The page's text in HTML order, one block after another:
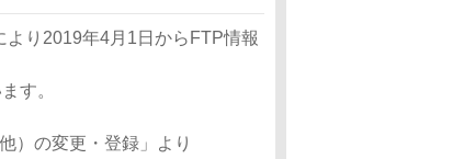
り2019年4月1日からFTP情報
す。
）の変更・登録」より